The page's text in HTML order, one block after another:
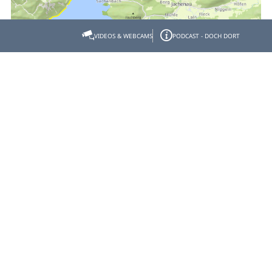
VIDEOS & WEBCAMS PODCAST - DOCH DORT